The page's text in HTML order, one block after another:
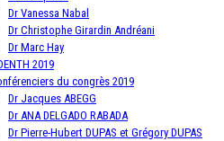
Dr Vanessa Nabal
Dr Christophe Girardin Andréani
Dr Marc Hay
2019
du congrès 2019
Dr Jacques ABEGG
Dr ANA DELGADO RABADA
Dr Pierre-Hubert DUPAS et Grégory DUPAS